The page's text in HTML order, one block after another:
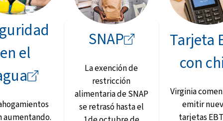
en el
aumentando.
SNAP
La exención de
restricción
alimentaria de SNAP
se retrasó hasta el
Tarjeta
con
Virginia
emitir
tarjetas